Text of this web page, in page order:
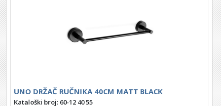
UNO DRŽAČ RUČNIKA 40CM MATT BLACK
Kataloški broj: 60-12 40 55